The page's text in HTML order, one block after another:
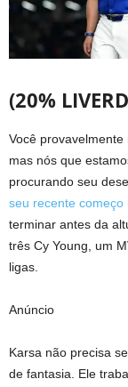
(20%
Você
mas nós que
procurando seu
seu recente começo
terminar antes da
três Cy Young, um
ligas.
Anúncio
Karsa não precisa
de fantasia. Ele